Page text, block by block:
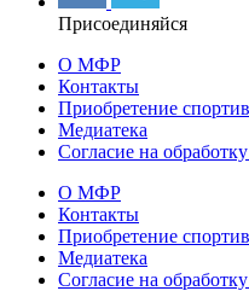
Присоединяйся
О МФР
Контакты
Приобретение
Медиатека
Согласие на
О МФР
Контакты
Приобретение
Медиатека
Согласие на